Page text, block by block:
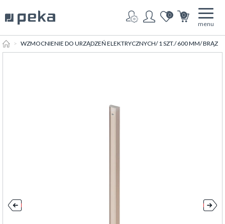
0 0
menu
HOMEWZMOCNIENIE DO URZĄDZEŃ ELEKTRYCZNYCH/ 1 SZT./ 600 MM/ BRĄZ